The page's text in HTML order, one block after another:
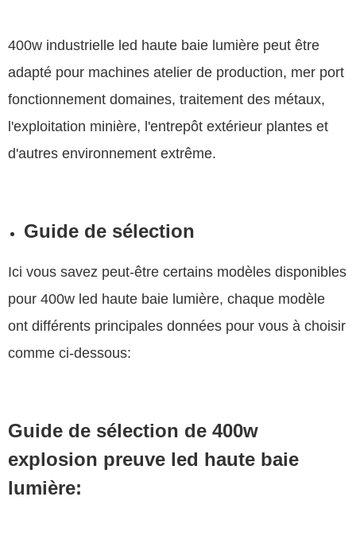
400w industrielle led haute baie lumière peut être
adapté pour machines atelier de production, mer port
fonctionnement domaines, traitement des métaux,
l'exploitation minière, l'entrepôt extérieur plantes et
d'autres environnement extrême.
Guide de sélection
Ici vous savez peut-être certains modèles disponibles
pour 400w led haute baie lumière, chaque modèle
ont différents principales données pour vous à choisir
comme ci-dessous:
Guide de sélection de 400w
explosion preuve led haute baie
lumière: